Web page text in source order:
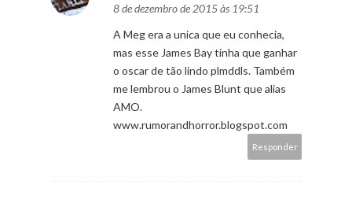
8 de dezembro de 2015 às 19:51
A Meg era a unica que eu conhecia,
mas esse James Bay tinha que ganhar
o oscar de tão lindo plmddls. Também
me lembrou o James Blunt que alias
AMO.
www.rumorandhorror.blogspot.com
Responder